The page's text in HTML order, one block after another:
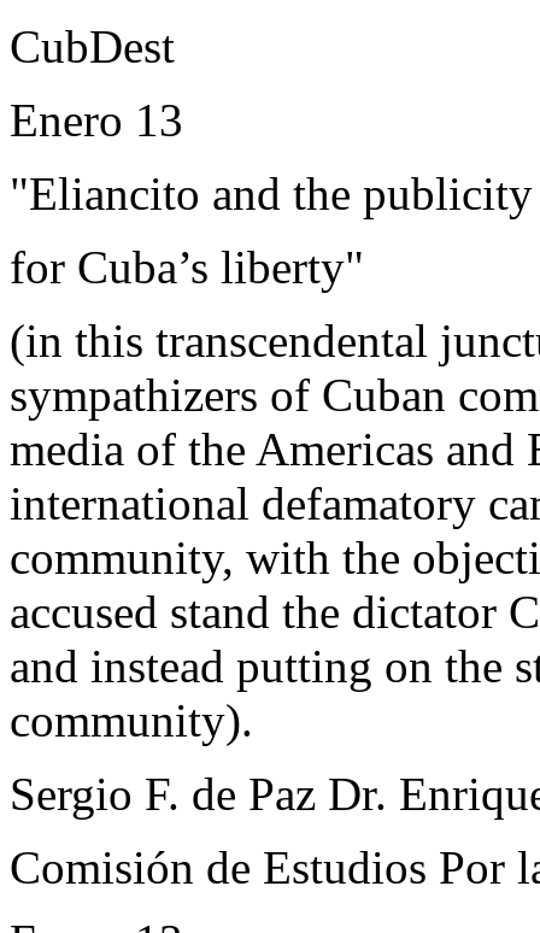
CubDest
Enero 13
"Eliancito and the
for Cuba’s liberty"
(in this transcendental
sympathizers of Cuban
media of the Americas and
international defamatory
community, with the
accused stand the dictator
and instead putting on the
community).
Sergio F. de Paz Dr.
Comisión de Estudios Por